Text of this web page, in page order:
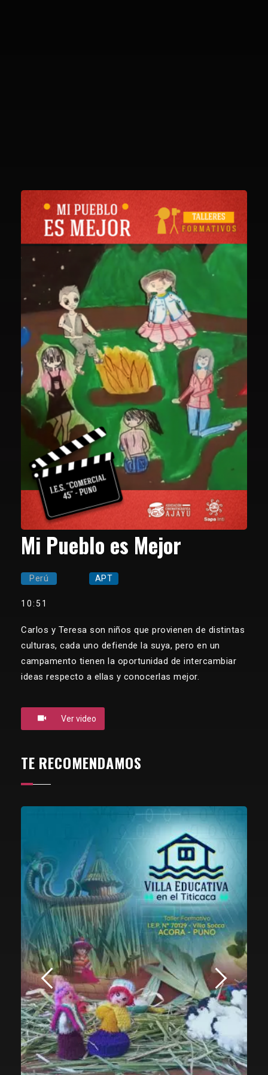
Mi Pueblo es Mejor
Perú APT
10:51
Carlos y Teresa son niños que provienen de distintas
culturas, cada uno defiende la suya, pero en un
campamento tienen la oportunidad de intercambiar
ideas respecto a ellas y conocerlas mejor.
Ver video
TE RECOMENDAMOS
Previous Next